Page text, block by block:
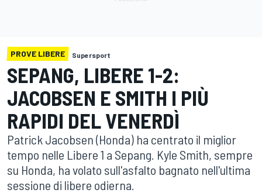
PROVE LIBERE Supersport
SEPANG, LIBERE 1-2:
JACOBSEN E SMITH I PIÙ
RAPIDI DEL VENERDÌ
Patrick Jacobsen (Honda) ha centrato il miglior
tempo nelle Libere 1 a Sepang. Kyle Smith, sempre
su Honda, ha volato sull'asfalto bagnato nell'ultima
sessione di libere odierna.